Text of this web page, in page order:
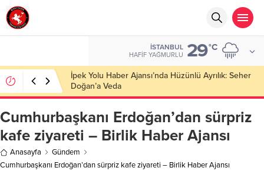
İSTANBUL
HAFIF YAĞMURLU 29°C
Cumhurbaşkanı Erdoğan’dan sürpriz
kafe ziyareti – Birlik Haber Ajansı
Anasayfa
Gündem
Cumhurbaşkanı Erdoğan’dan sürpriz kafe ziyareti – Birlik Haber Ajansı